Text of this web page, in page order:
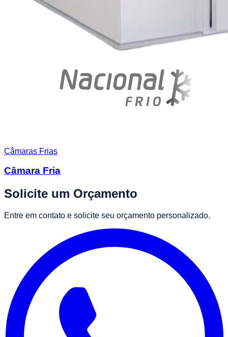
Câmaras Frias
Câmara Fria
Solicite um Orçamento
Entre em contato e solicite seu orçamento personalizado.